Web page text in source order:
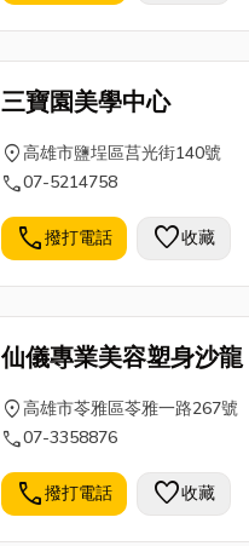
三寶園美學中心
location_on高雄市鹽埕區莒光街140號
call07-5214758
call撥打電話 favorite收藏
仙儀專業美容塑身沙龍
location_on高雄市苓雅區苓雅一路267號
call07-3358876
call撥打電話 favorite收藏